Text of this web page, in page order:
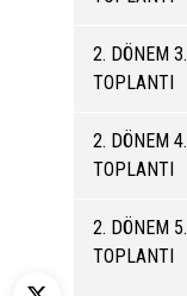
2. DÖNEM 3.
TOPLANTI
2. DÖNEM 4.
TOPLANTI
2. DÖNEM 5.
TOPLANTI